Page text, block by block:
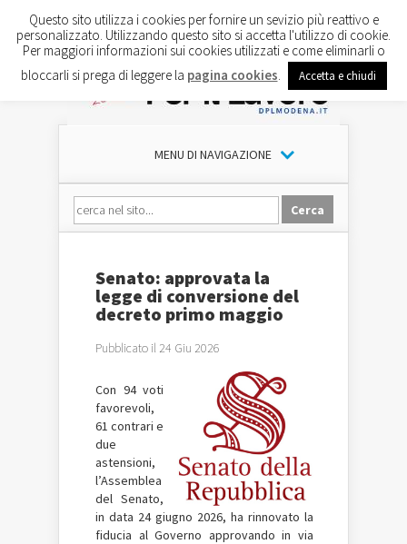
MENU DI NAVIGAZIONE
Senato: approvata la
legge di conversione del
decreto primo maggio
Pubblicato il 24 Giu 2026
Con 94 voti
favorevoli,
61 contrari e
due
astensioni,
l’Assemblea
del Senato,
in data 24 giugno 2026, ha rinnovato la
fiducia al Governo approvando in via
Questo sito utilizza i cookies per fornire un sevizio più reattivo e
personalizzato. Utilizzando questo sito si accetta l'utilizzo di cookie.
Per maggiori informazioni sui cookies utilizzati e come eliminarli o
bloccarli si prega di leggere la pagina cookies Accetta e chiudi